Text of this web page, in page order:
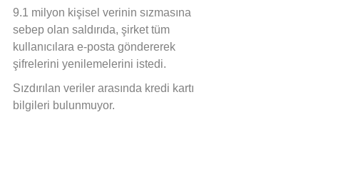
9.1 milyon kişisel verinin sızmasına
sebep olan saldırıda, şirket tüm
kullanıcılara e-posta göndererek
şifrelerini yenilemelerini istedi.
Sızdırılan veriler arasında kredi kartı
bilgileri bulunmuyor.